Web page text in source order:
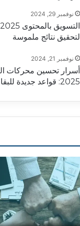
نوفمبر 29, 2024
لتحقيق نتائج ملموسة
نوفمبر 21, 2024
2025: قواعد جديدة للبقاء في الصدارة